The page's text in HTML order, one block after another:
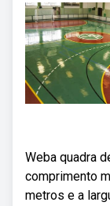
Weba quadra
comprimento
metros e a